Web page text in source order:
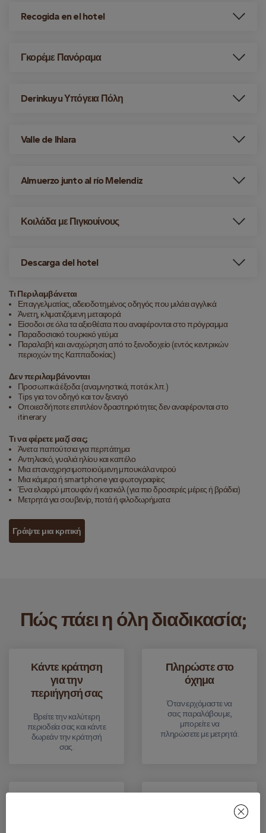
Recogida en el hotel
Γκορέμε Πανόραμα
Derinkuyu Υπόγεια Πόλη
Valle de Ihlara
Almuerzo junto al río Melendiz
Κοιλάδα με Πιγκουίνους
Descarga del hotel
Τι Περιλαμβάνεται
Επαγγελματίας, αδειοδοτημένος οδηγός που μιλάει αγγλικά
Άνετη, κλιματιζόμενη μεταφορά
Είσοδοι σε όλα τα αξιοθέατα που αναφέρονται στο πρόγραμμα
Παραδοσιακό τουρκικό γεύμα
Παραλαβή και αναχώρηση από το ξενοδοχείο (εντός κεντρικών
περιοχών της Καππαδοκίας)
Δεν περιλαμβάνονται
Προσωπικά έξοδα (αναμνηστικά, ποτά κ.λπ.)
Tips για τον οδηγό και τον ξεναγό
Οποιεσδήποτε επιπλέον δραστηριότητες δεν αναφέρονται στο
itinerary
Τι να φέρετε μαζί σας;
Άνετα παπούτσια για περπάτημα
Αντηλιακό, γυαλιά ηλίου και καπέλο
Μια επαναχρησιμοποιούμενη μπουκάλα νερού
Μια κάμερα ή smartphone για φωτογραφίες
Ένα ελαφρύ μπουφάν ή κασκόλ (για πιο δροσερές μέρες ή βράδια)
Μετρητά για σουβενίρ, ποτά ή φιλοδωρήματα
Γράψτε μια κριτική
Πώς πάει η όλη διαδικασία;
Κάντε κράτηση
για την
περιήγησή σας
Βρείτε την καλύτερη
περιοδεία σας και κάντε
δωρεάν την κράτησή
σας.
Πληρώστε στο
όχημα
Όταν ερχόμαστε να
σας παραλάβουμε,
μπορείτε να
πληρώσετε με μετρητά.